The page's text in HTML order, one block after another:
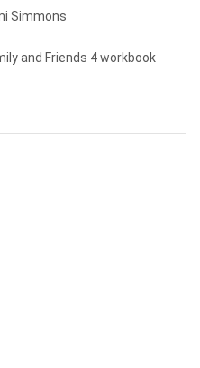
Simmons
and Friends 4 workbook